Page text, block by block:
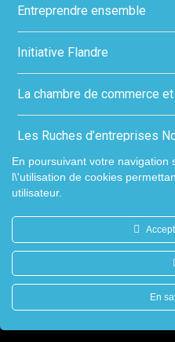
Entreprendre ensemble
Initiative Flandre
La chambre de commerce
Les Ruches d’entreprises
© Tous droits réservés - 2026 Ville
légalesIProtection de la vie privée
En poursuivant votre navigation
l\'utilisation de cookies
utilisateur.
En